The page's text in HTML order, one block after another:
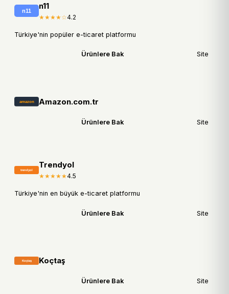
n11
★★★★☆4.2
Türkiye'nin popüler e-ticaret platformu
Ürünlere Bak Site
Amazon.com.tr
Ürünlere Bak Site
Trendyol
★★★★★4.5
Türkiye'nin en büyük e-ticaret platformu
Ürünlere Bak Site
Koçtaş
Ürünlere Bak Site